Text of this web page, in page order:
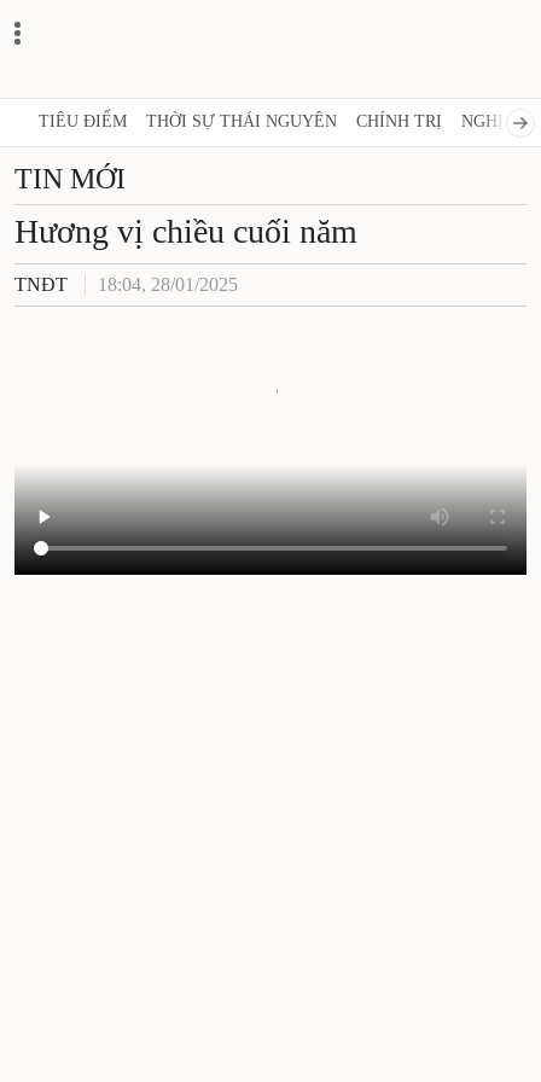
TIÊU ĐIỂM THỜI SỰ THÁI NGUYÊN CHÍNH TRỊ NGHỊ
TIN MỚI
Hương vị chiều cuối năm
TNĐT 18:04, 28/01/2025